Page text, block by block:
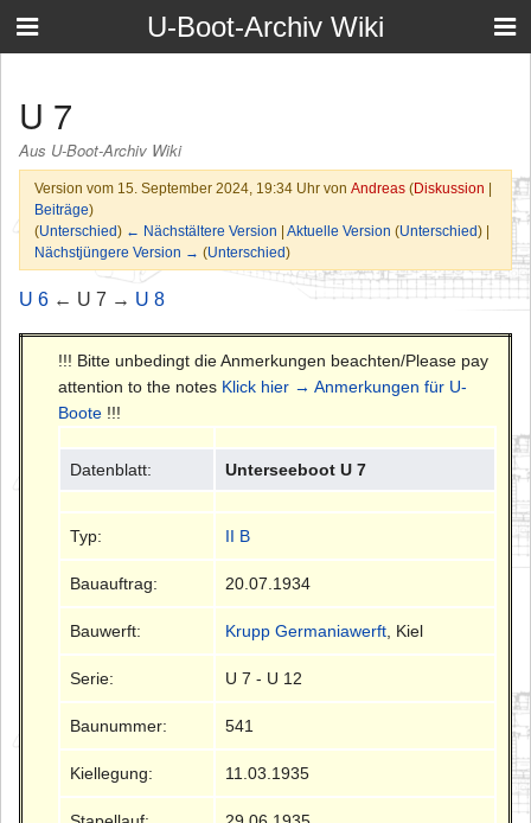
U-Boot-Archiv Wiki
U 7
Aus U-Boot-Archiv Wiki
Version vom 15. September 2024, 19:34 Uhr von Andreas (Diskussion |
Beiträge)
(Unterschied) ← Nächstältere Version | Aktuelle Version (Unterschied) |
Nächstjüngere Version → (Unterschied)
U 6 ← U 7 → U 8
!!! Bitte unbedingt die Anmerkungen beachten/Please pay
attention to the notes Klick hier → Anmerkungen für U-
Boote !!!
Datenblatt: Unterseeboot U 7
Typ: II B
Bauauftrag: 20.07.1934
Bauwerft: Krupp Germaniawerft , Kiel
Serie: U 7 - U 12
Baunummer: 541
Kiellegung: 11.03.1935